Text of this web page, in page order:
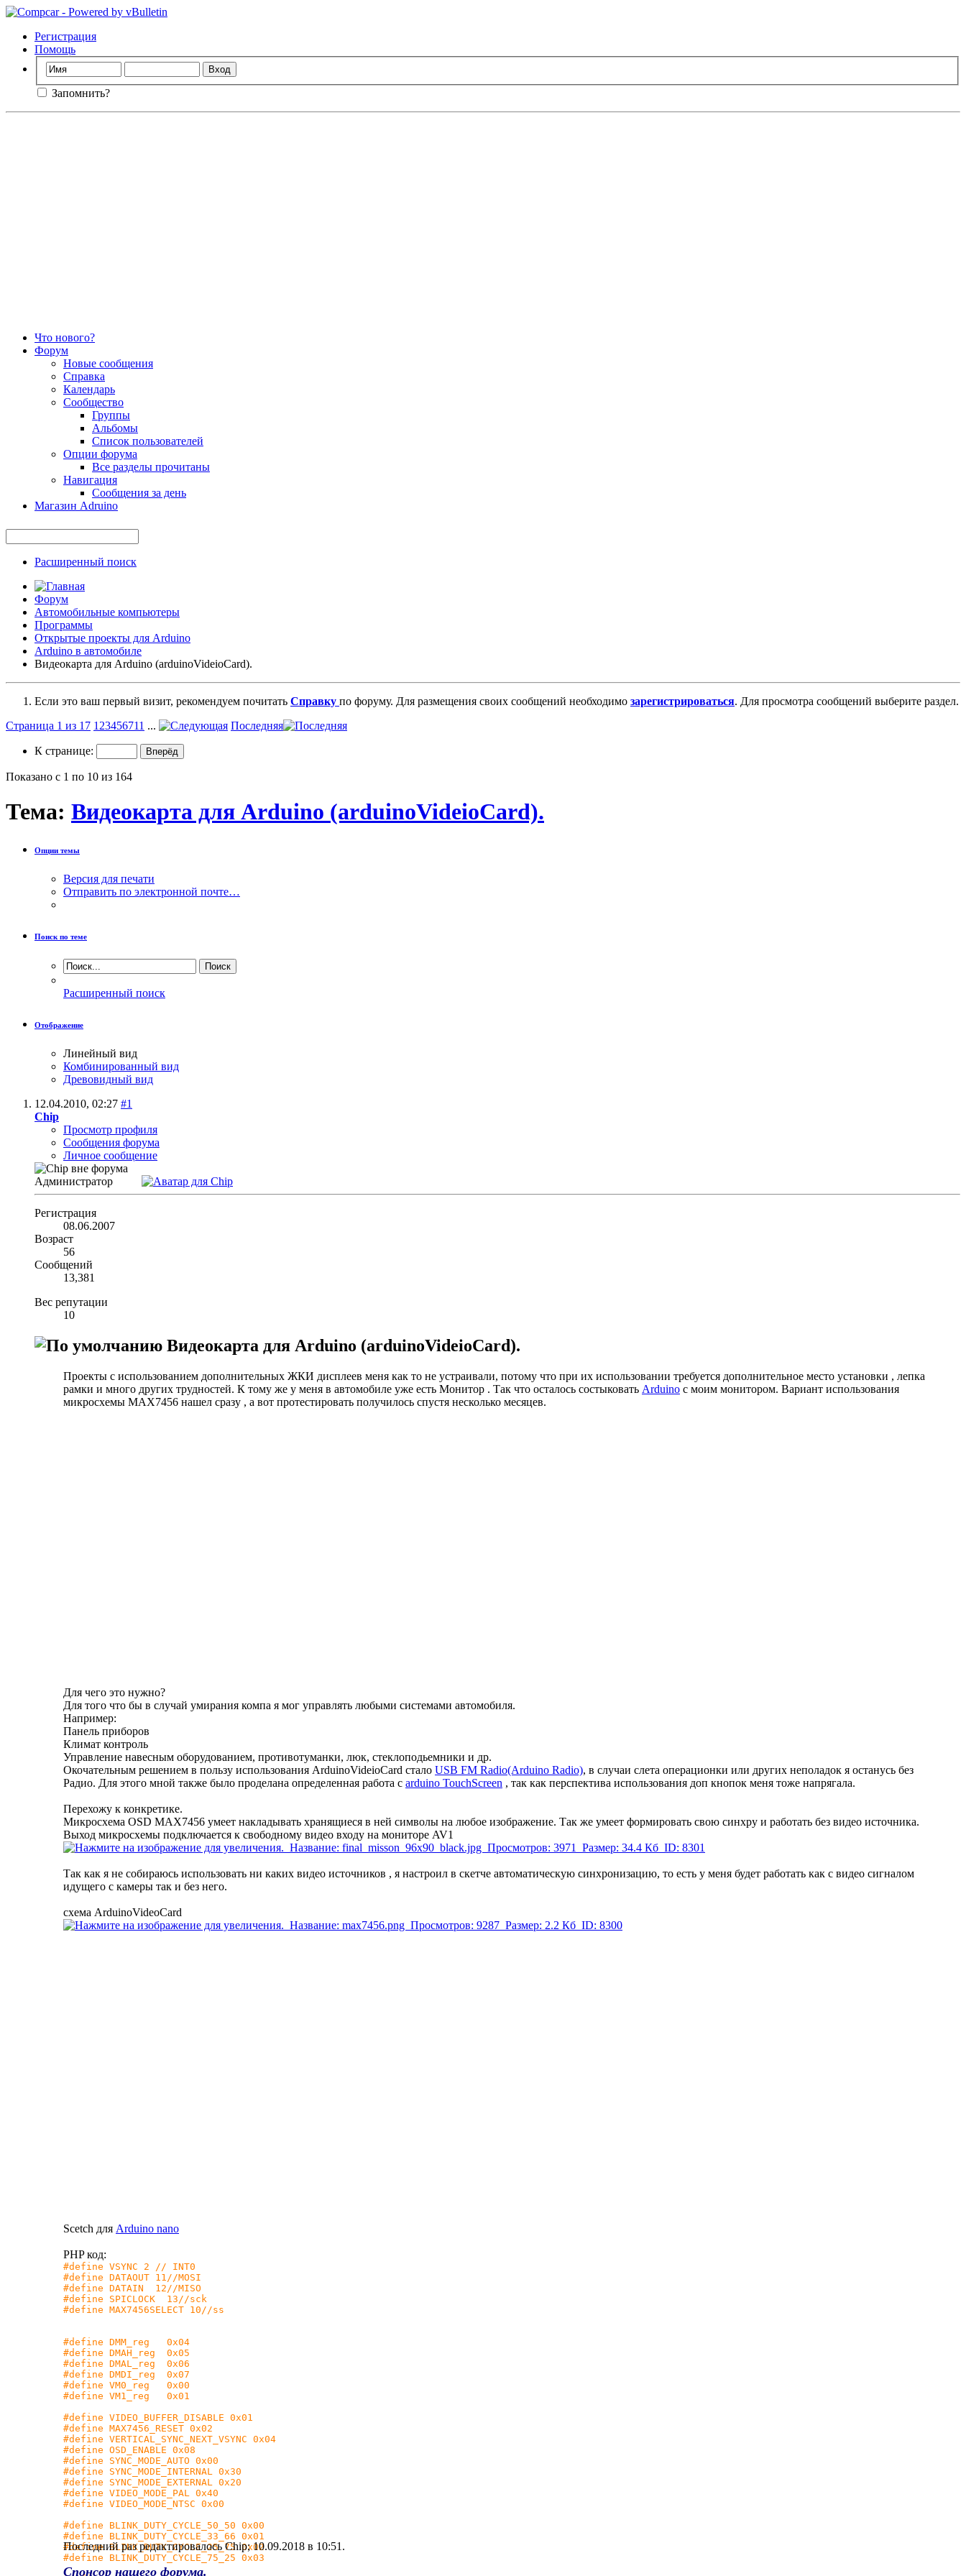
Регистрация
Помощь
Запомнить?
Что нового?
Форум
Новые сообщения
Справка
Календарь
Сообщество
Группы
Альбомы
Список пользователей
Опции форума
Все разделы прочитаны
Навигация
Сообщения за день
Магазин Adruino
Расширенный поиск
Форум
Автомобильные компьютеры
Программы
Открытые проекты для Arduino
Arduino в автомобиле
Видеокарта для Arduino (arduinoVideioCard).
Если это ваш первый визит, рекомендуем почитать Справку по форуму. Для размещения своих сообщений необходимо зарегистрироваться. Для просмотра сообщений выберите раздел.
Страница 1 из 17 1 23456711 ... Последняя
К странице:
Показано с 1 по 10 из 164
Тема: Видеокарта для Arduino (arduinoVideioCard).
Опции темы
Версия для печати
Отправить по электронной почте…
Поиск по теме
Расширенный поиск
Отображение
Линейный вид
Комбинированный вид
Древовидный вид
12.04.2010, 02:27 #1
Chip
Просмотр профиля
Сообщения форума
Личное сообщение
Администратор
Регистрация
08.06.2007
Возраст
56
Сообщений
13,381
Вес репутации
10
Видеокарта для Arduino (arduinoVideioCard).
Проекты с использованием дополнительных ЖКИ дисплеев меня как то не устраивали, потому что при их использовании требуется дополнительное место установки , лепка
рамки и много других трудностей. К тому же у меня в автомобиле уже есть Монитор . Так что осталось состыковать Arduino с моим монитором. Вариант использования
микросхемы MAX7456 нашел сразу , а вот протестировать получилось спустя несколько месяцев.
Для чего это нужно?
Для того что бы в случай умирания компа я мог управлять любыми системами автомобиля.
Например:
Панель приборов
Климат контроль
Управление навесным оборудованием, противотуманки, люк, стеклоподьемники и др.
Окочательным решением в пользу использования ArduinoVideioCard стало USB FM Radio(Arduino Radio), в случаи слета операционки или других неполадок я останусь без
Радио. Для этого мной также было проделана определенная работа с arduino TouchScreen , так как перспектива использования доп кнопок меня тоже напрягала.
Перехожу к конкретике.
Микросхема OSD MAX7456 умеет накладывать хранящиеся в ней символы на любое изображение. Так же умеет формировать свою синхру и работать без видео источника.
Выход микросхемы подключается к свободному видео входу на мониторе AV1
Так как я не собираюсь использовать ни каких видео источников , я настроил в скетче автоматическую синхронизацию, то есть у меня будет работать как с видео сигналом
идущего с камеры так и без него.
схема ArduinoVideoCard
Scetch для Arduino nano
PHP код:
#define VSYNC 2 // INT0
#define DATAOUT 11//MOSI
#define DATAIN 12//MISO
#define SPICLOCK 13//sck
#define MAX7456SELECT 10//ss
#define DMM_reg 0x04
#define DMAH_reg 0x05
#define DMAL_reg 0x06
#define DMDI_reg 0x07
#define VM0_reg 0x00
#define VM1_reg 0x01
#define VIDEO_BUFFER_DISABLE 0x01
#define MAX7456_RESET 0x02
#define VERTICAL_SYNC_NEXT_VSYNC 0x04
#define OSD_ENABLE 0x08
#define SYNC_MODE_AUTO 0x00
#define SYNC_MODE_INTERNAL 0x30
#define SYNC_MODE_EXTERNAL 0x20
#define VIDEO_MODE_PAL 0x40
#define VIDEO_MODE_NTSC 0x00
#define BLINK_DUTY_CYCLE_50_50 0x00
#define BLINK_DUTY_CYCLE_33_66 0x01
#define BLINK_DUTY_CYCLE_25_75 0x02
#define BLINK_DUTY_CYCLE_75_25 0x03
Последний раз редактировалось Chip; 10.09.2018 в 10:51 .
Спонсор нашего форума.